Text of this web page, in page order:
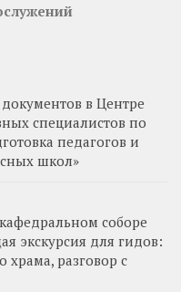
в Центре
специалистов по
педагогов и
школ»
соборе
экскурсия для гидов:
храма, разговор с